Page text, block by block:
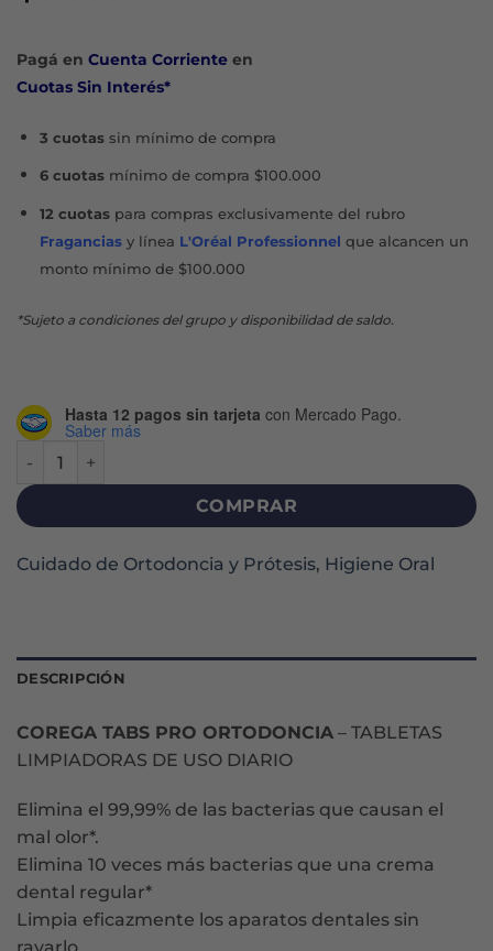
Pagá en Cuenta Corriente en
Cuotas Sin Interés*
3 cuotassin mínimo de compra
6 cuotasmínimo de compra $100.000
12 cuotaspara compras exclusivamente del rubro
Fraganciasy línea L'Oréal Professionnel que alcancen un
monto mínimo de $100.000
*Sujeto a condiciones del grupo y disponibilidad de saldo.
Hasta 12 pagos sin tarjeta con Mercado Pago.
Saber más
COMPRAR
Cuidado de Ortodoncia y Prótesis, Higiene Oral
DESCRIPCIÓN
COREGA TABS PRO ORTODONCIA – TABLETAS
LIMPIADORAS DE USO DIARIO
Elimina el 99,99% de las bacterias que causan el
mal olor*.
Elimina 10 veces más bacterias que una crema
dental regular*
Limpia eficazmente los aparatos dentales sin